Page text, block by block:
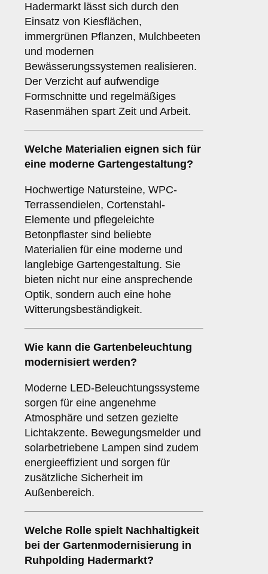
Hadermarkt lässt sich durch den
Einsatz von Kiesflächen,
immergrünen Pflanzen, Mulchbeeten
und modernen
Bewässerungssystemen realisieren.
Der Verzicht auf aufwendige
Formschnitte und regelmäßiges
Rasenmähen spart Zeit und Arbeit.
Welche Materialien eignen sich für
eine moderne Gartengestaltung?
Hochwertige Natursteine, WPC-
Terrassendielen, Cortenstahl-
Elemente und pflegeleichte
Betonpflaster sind beliebte
Materialien für eine moderne und
langlebige Gartengestaltung. Sie
bieten nicht nur eine ansprechende
Optik, sondern auch eine hohe
Witterungsbeständigkeit.
Wie kann die Gartenbeleuchtung
modernisiert werden?
Moderne LED-Beleuchtungssysteme
sorgen für eine angenehme
Atmosphäre und setzen gezielte
Lichtakzente. Bewegungsmelder und
solarbetriebene Lampen sind zudem
energieeffizient und sorgen für
zusätzliche Sicherheit im
Außenbereich.
Welche Rolle spielt Nachhaltigkeit
bei der Gartenmodernisierung in
Ruhpolding Hadermarkt?